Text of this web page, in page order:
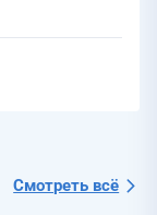
Смотреть всё